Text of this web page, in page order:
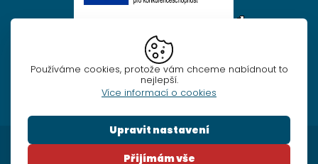
EU
Obchodní podmínky
Ochrana osobních údajů
© 2026 | DIXI - výroba plastových obalů
Používáme cookies, protože vám chceme nabídnout to
nejlepší.
Více informací o cookies
NezbytnéUpravit nastavení
Přijímám vše